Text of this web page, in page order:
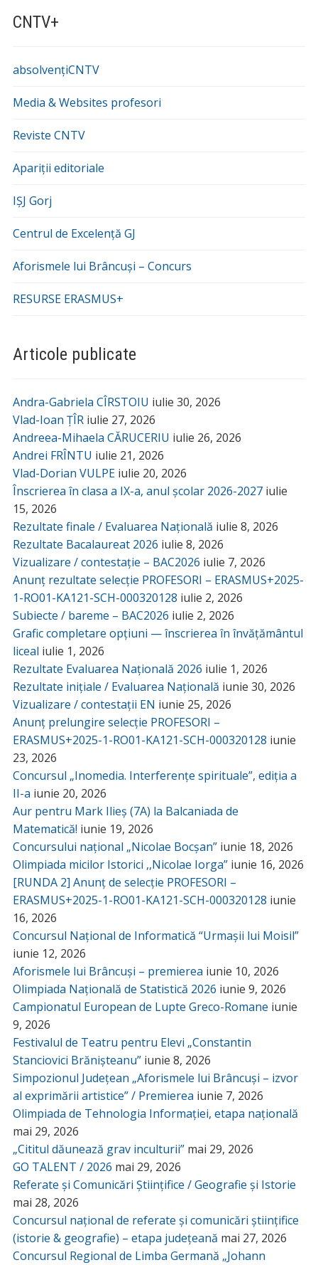
CNTV+
absolvențiCNTV
Media & Websites profesori
Reviste CNTV
Apariții editoriale
IȘJ Gorj
Centrul de Excelență GJ
Aforismele lui Brâncuși – Concurs
RESURSE ERASMUS+
Articole publicate
Andra-Gabriela CÎRSTOIU iulie 30, 2026
Vlad-Ioan ȚÎR iulie 27, 2026
Andreea-Mihaela CĂRUCERIU iulie 26, 2026
Andrei FRÎNTU iulie 21, 2026
Vlad-Dorian VULPE iulie 20, 2026
Înscrierea în clasa a IX-a, anul școlar 2026-2027 iulie
15, 2026
Rezultate finale / Evaluarea Națională iulie 8, 2026
Rezultate Bacalaureat 2026 iulie 8, 2026
Vizualizare / contestație – BAC2026 iulie 7, 2026
Anunț rezultate selecție PROFESORI – ERASMUS+2025-
1-RO01-KA121-SCH-000320128 iulie 2, 2026
Subiecte / bareme – BAC2026 iulie 2, 2026
Grafic completare opțiuni — înscrierea în învățământul
liceal iulie 1, 2026
Rezultate Evaluarea Națională 2026 iulie 1, 2026
Rezultate inițiale / Evaluarea Națională iunie 30, 2026
Vizualizare / contestații EN iunie 25, 2026
Anunț prelungire selecție PROFESORI –
ERASMUS+2025-1-RO01-KA121-SCH-000320128 iunie
23, 2026
Concursul „Inomedia. Interferențe spirituale”, ediția a
II-a iunie 20, 2026
Aur pentru Mark Ilieș (7A) la Balcaniada de
Matematică! iunie 19, 2026
Concursului național „Nicolae Bocșan” iunie 18, 2026
Olimpiada micilor Istorici ,,Nicolae Iorga” iunie 16, 2026
[RUNDA 2] Anunț de selecție PROFESORI –
ERASMUS+2025-1-RO01-KA121-SCH-000320128 iunie
16, 2026
Concursul Național de Informatică “Urmașii lui Moisil”
iunie 12, 2026
Aforismele lui Brâncuși – premierea iunie 10, 2026
Olimpiada Națională de Statistică 2026 iunie 9, 2026
Campionatul European de Lupte Greco-Romane iunie
9, 2026
Festivalul de Teatru pentru Elevi „Constantin
Stanciovici Brănișteanu” iunie 8, 2026
Simpozionul Județean „Aforismele lui Brâncuși – izvor
al exprimării artistice” / Premierea iunie 7, 2026
Olimpiada de Tehnologia Informației, etapa națională
mai 29, 2026
„Cititul dăunează grav inculturii” mai 29, 2026
GO TALENT / 2026 mai 29, 2026
Referate și Comunicări Științifice / Geografie și Istorie
mai 28, 2026
Concursul național de referate și comunicări științifice
(istorie & geografie) – etapa județeană mai 27, 2026
Concursul Regional de Limba Germană „Johann